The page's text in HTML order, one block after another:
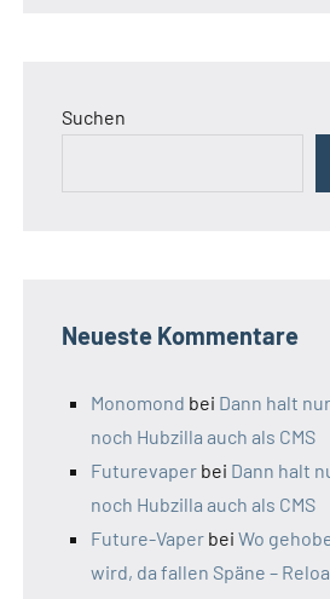
Suchen
Neueste Kommentare
Monomond bei Dann halt nur
noch Hubzilla auch als CMS
Futurevaper bei Dann halt
noch Hubzilla auch als CMS
Future-Vaper bei Wo
wird, da fallen Späne –